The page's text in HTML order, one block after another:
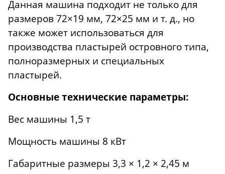
Данная машина подходит не только для
размеров 72×19 мм, 72×25 мм и т. д., но
также может использоваться для
производства пластырей островного типа,
полноразмерных и специальных
пластырей.
Основные технические параметры:
Вес машины 1,5 т
Мощность машины 8 кВт
Габаритные размеры 3,3 × 1,2 × 2,45 м